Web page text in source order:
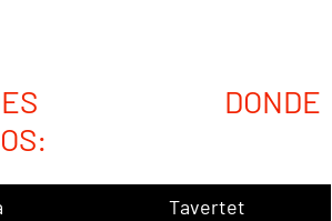
DONDE
Tavertet